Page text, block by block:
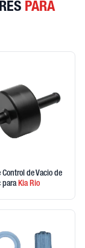
PARA
Control de Vacio de
paraKiaRio